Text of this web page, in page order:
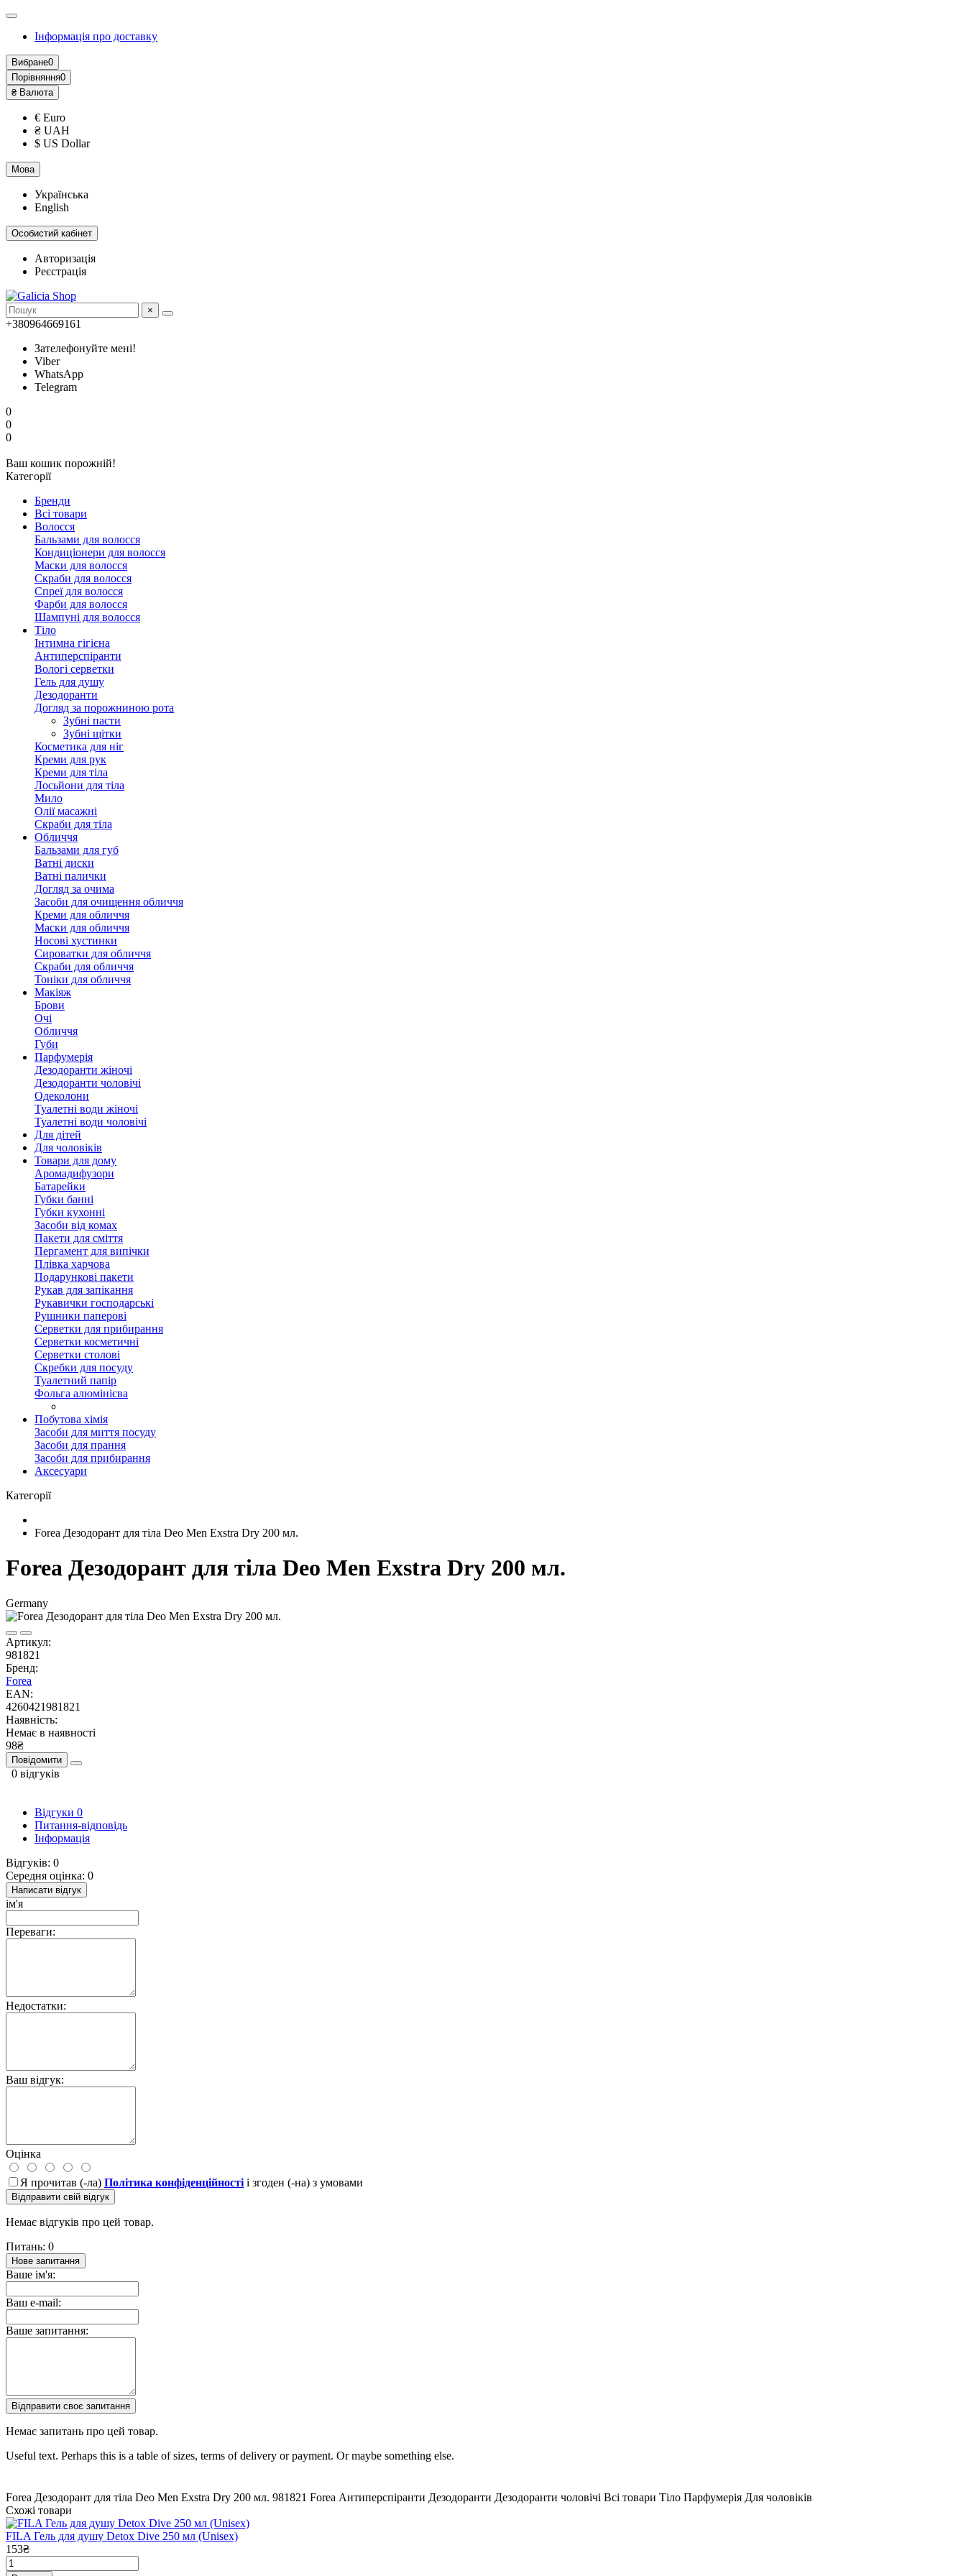
Інформація про доставку
Вибране0
Порівняння0
₴ Валюта
€ Euro
₴ UAH
$ US Dollar
Мова
Українська
English
Особистий кабінет
Авторизація
Реєстрація
×
+380964669161
Зателефонуйте мені!
Viber
WhatsApp
Telegram
0
0
0
Ваш кошик порожній!
Категорії
Бренди
Всі товари
Волосся
Бальзами для волосся
Кондиціонери для волосся
Маски для волосся
Скраби для волосся
Спреї для волосся
Фарби для волосся
Шампуні для волосся
Тіло
Інтимна гігієна
Антиперспіранти
Вологі серветки
Гель для душу
Дезодоранти
Догляд за порожниною рота
Зубні пасти
Зубні щітки
Косметика для ніг
Креми для рук
Креми для тіла
Лосьйони для тіла
Мило
Олії масажні
Скраби для тіла
Обличчя
Бальзами для губ
Ватні диски
Ватні палички
Догляд за очима
Засоби для очищення обличчя
Креми для обличчя
Маски для обличчя
Носові хустинки
Сироватки для обличчя
Скраби для обличчя
Тоніки для обличчя
Макіяж
Брови
Очі
Обличчя
Губи
Парфумерія
Дезодоранти жіночі
Дезодоранти чоловічі
Одеколони
Туалетні води жіночі
Туалетні води чоловічі
Для дітей
Для чоловіків
Товари для дому
Аромадифузори
Батарейки
Губки банні
Губки кухонні
Засоби від комах
Пакети для сміття
Пергамент для випічки
Плівка харчова
Подарункові пакети
Рукав для запікання
Рукавички господарські
Рушники паперові
Серветки для прибирання
Серветки косметичні
Серветки столові
Скребки для посуду
Туалетний папір
Фольга алюмінієва
Побутова хімія
Засоби для миття посуду
Засоби для прання
Засоби для прибирання
Аксесуари
Категорії
Forea Дезодорант для тіла Deo Men Exstra Dry 200 мл.
Forea Дезодорант для тіла Deo Men Exstra Dry 200 мл.
Germany
Артикул:
981821
Бренд:
Forea
EAN:
4260421981821
Наявність:
Немає в наявності
98₴
Повідомити
0 відгуків
Відгуки 0
Питання-відповідь
Інформація
Відгуків: 0
Середня оцінка: 0
Написати відгук
ім'я
Переваги:
Недостатки:
Ваш відгук:
Оцінка
Я прочитав (-ла) Політика конфіденційності і згоден (-на) з умовами
Відправити свій відгук
Немає відгуків про цей товар.
Питань: 0
Нове запитання
Ваше ім'я:
Ваш e-mail:
Ваше запитання:
Відправити своє запитання
Немає запитань про цей товар.
Useful text. Perhaps this is a table of sizes, terms of delivery or payment. Or maybe something else.
Forea Дезодорант для тіла Deo Men Exstra Dry 200 мл. 981821 Forea Антиперспіранти Дезодоранти Дезодоранти чоловічі Всі товари Тіло Парфумерія Для чоловіків
Схожі товари
FILA Гель для душу Detox Dive 250 мл (Unisex)
153₴